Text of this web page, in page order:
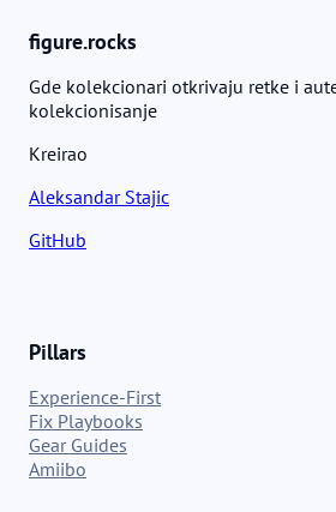
figure.rocks
Gde kolekcionari otkrivaju retke i
kolekcionisanje
Kreirao
Aleksandar Stajic
GitHub
Pillars
Experience-First
Fix Playbooks
Gear Guides
Amiibo